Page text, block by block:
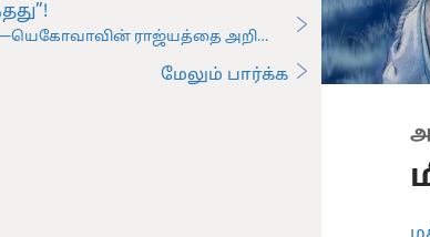
ராஜ்யத்தை அறிவிக்கிறது-2000
மேலும் பார்க்க